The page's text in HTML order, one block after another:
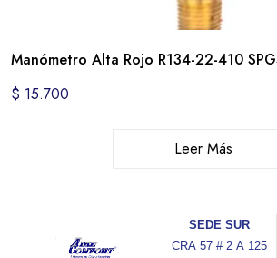
Manómetro Alta Rojo R134-22-410
$ 15.700
Leer Más
SEDE SUR
CRA 57 # 2 A 125